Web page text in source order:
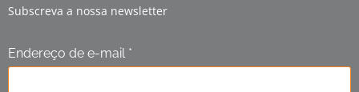
Subscreva a nossa newsletter
Endereço de e-mail *